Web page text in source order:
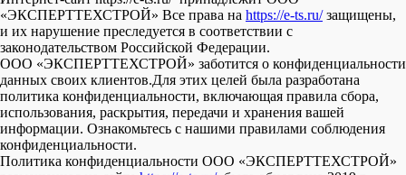
«ЭКСПЕРТТЕХСТРОЙ» Все права на https://e-ts.ru/защищены,
и их нарушение преследуется в соответствии с
законодательством Российской Федерации.
ООО «ЭКСПЕРТТЕХСТРОЙ» заботится о конфиденциальности
данных своих клиентов.Для этих целей была разработана
политика конфиденциальности, включающая правила сбора,
использования, раскрытия, передачи и хранения вашей
информации. Ознакомьтесь с нашими правилами соблюдения
конфиденциальности.
Политика конфиденциальности ООО «ЭКСПЕРТТЕХСТРОЙ»